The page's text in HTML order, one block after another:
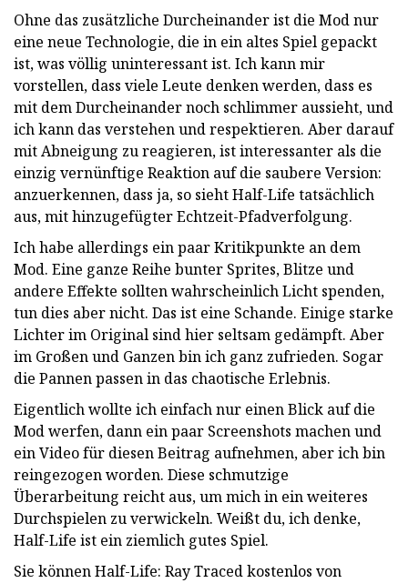
Ohne das zusätzliche Durcheinander ist die Mod nur
eine neue Technologie, die in ein altes Spiel gepackt
ist, was völlig uninteressant ist. Ich kann mir
vorstellen, dass viele Leute denken werden, dass es
mit dem Durcheinander noch schlimmer aussieht, und
ich kann das verstehen und respektieren. Aber darauf
mit Abneigung zu reagieren, ist interessanter als die
einzig vernünftige Reaktion auf die saubere Version:
anzuerkennen, dass ja, so sieht Half-Life tatsächlich
aus, mit hinzugefügter Echtzeit-Pfadverfolgung.
Ich habe allerdings ein paar Kritikpunkte an dem
Mod. Eine ganze Reihe bunter Sprites, Blitze und
andere Effekte sollten wahrscheinlich Licht spenden,
tun dies aber nicht. Das ist eine Schande. Einige starke
Lichter im Original sind hier seltsam gedämpft. Aber
im Großen und Ganzen bin ich ganz zufrieden. Sogar
die Pannen passen in das chaotische Erlebnis.
Eigentlich wollte ich einfach nur einen Blick auf die
Mod werfen, dann ein paar Screenshots machen und
ein Video für diesen Beitrag aufnehmen, aber ich bin
reingezogen worden. Diese schmutzige
Überarbeitung reicht aus, um mich in ein weiteres
Durchspielen zu verwickeln. Weißt du, ich denke,
Half-Life ist ein ziemlich gutes Spiel.
Sie können Half-Life: Ray Traced kostenlos von